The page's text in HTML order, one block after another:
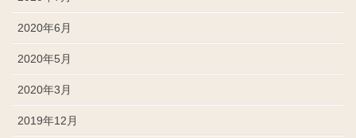
2020年6月
2020年5月
2020年3月
2019年12月